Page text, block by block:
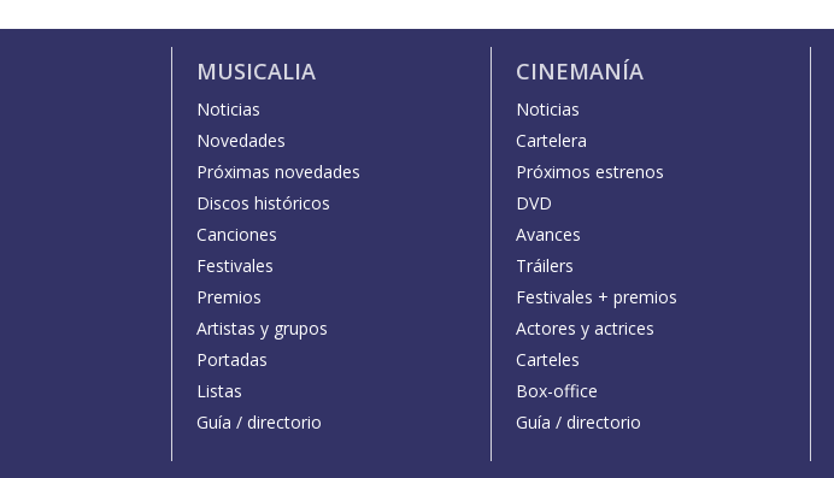
MUSICALIA
Noticias
Novedades
Próximas novedades
Discos históricos
Canciones
Festivales
Premios
Artistas y grupos
Portadas
Listas
Guía / directorio
CINEMANÍA
Noticias
Cartelera
Próximos estrenos
DVD
Avances
Tráilers
Festivales + premios
Actores y actrices
Carteles
Box-office
Guía / directorio